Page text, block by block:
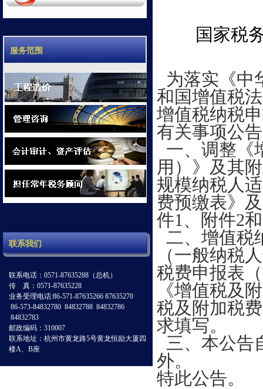
服务范围
联系我们
联系电话：0571-87635288（总机）
传 真：0571-87635228
业务受理电话:86-571-87635266 87635270
86-573-84832780 84832788 84832786
84832783
邮政编码：310007
联系地址：杭州市黄龙路5号黄龙恒励大厦四
楼A、B座
国家税
为落实《中
和国增值税
增值税纳税
有关事项公
一、调整《
用）》及其
规模纳税人
费预缴表》
件1、附件2
二、增值税
（一般纳税
税费申报表
《增值税及
税及附加税
求填写。
三、本公告
外。
特此公告。